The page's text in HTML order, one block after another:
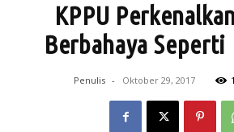
KPPU
Berbahaya Seperti
Penulis - Oktober 29, 2017